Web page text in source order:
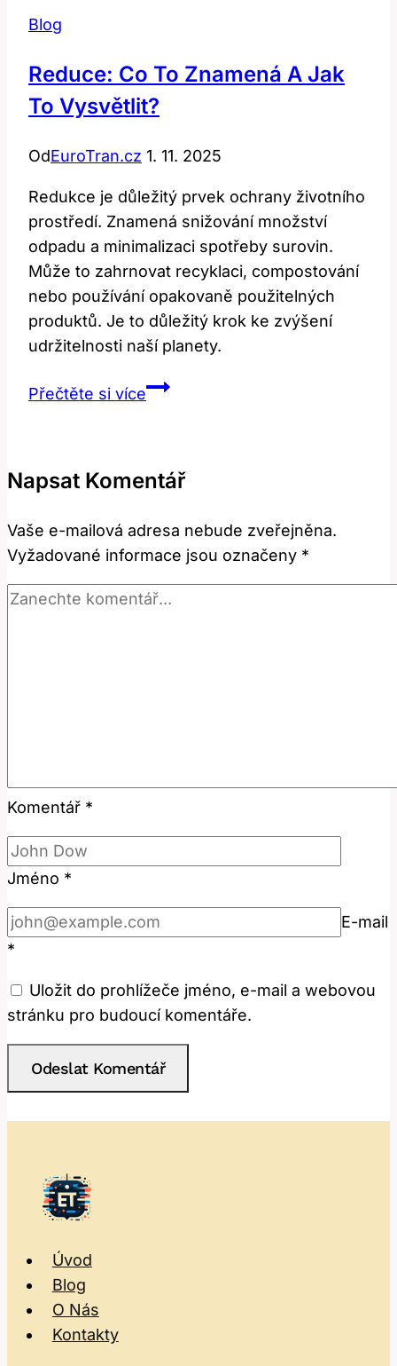
Blog
Reduce: Co To Znamená A Jak
To Vysvětlit?
OdEuroTran.cz 1. 11. 2025
Redukce je důležitý prvek ochrany životního
prostředí. Znamená snižování množství
odpadu a minimalizaci spotřeby surovin.
Může to zahrnovat recyklaci, compostování
nebo používání opakovaně použitelných
produktů. Je to důležitý krok ke zvýšení
udržitelnosti naší planety.
Přečtěte si víceReduce:
a
to
vysvětlit?
Napsat Komentář
Vaše e-mailová adresa nebude zveřejněna.
Vyžadované informace jsou označeny *
Komentář *
Jméno *
E-mail
*
Uložit do prohlížeče jméno, e-mail a webovou
stránku pro budoucí komentáře.
Úvod
Blog
O Nás
Kontakty